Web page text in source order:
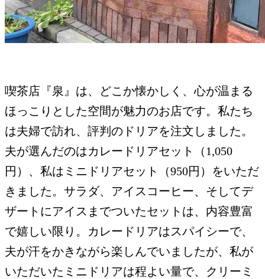
喫茶店『泉』は、どこか懐かしく、心が温まる
ほっこりとした空間が魅力のお店です。私たち
は夫婦で訪れ、評判のドリアを注文しました。
夫が選んだのはカレードリアセット（1,050
円）、私はミニドリアセット（950円）をいただ
きました。サラダ、アイスコーヒー、そしてデ
ザートにアイスまでついたセットは、内容豊富
で嬉しい限り。カレードリアはスパイシーで、
夫が汗をかきながら楽しんでいましたが、私が
いただいたミニドリアは程よい量で、クリーミ